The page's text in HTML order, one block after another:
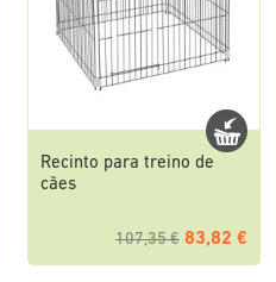
Recinto para treino de
cães
107,35 € 83,82 €